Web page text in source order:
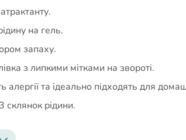
на гель.
запаху.
з липкими мітками на звороті.
та ідеально підходять для
рідини.